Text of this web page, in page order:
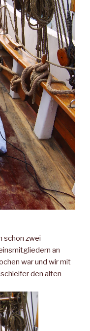
schon zwei
an
war und wir mit
den alten